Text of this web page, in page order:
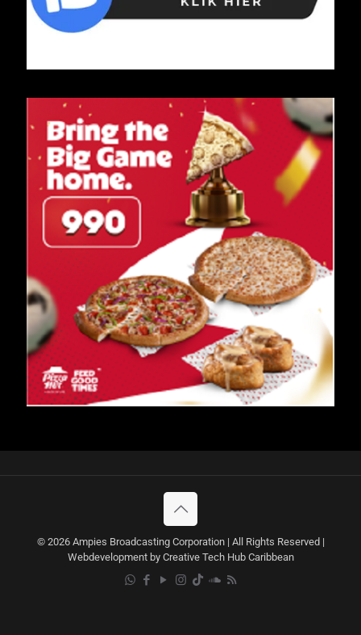
© 2026 Ampies Broadcasting Corporation | All Rights Reserved |
Webdevelopment by Creative Tech Hub Caribbean